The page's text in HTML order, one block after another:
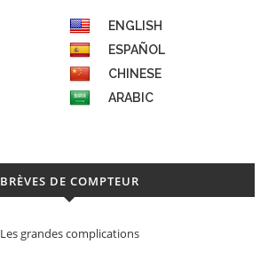
ENGLISH
ESPAÑOL
CHINESE
ARABIC
BRÈVES DE COMPTEUR
Les grandes complications